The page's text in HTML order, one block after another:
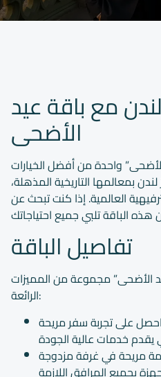
مع باقة عيد
الأضحى
واحدة من أفضل الخيارات
بمعالمها التاريخية المذهلة،
العالمية. إذا كنت تبحث عن
تفاصيل الباقة
الأضحى” مجموعة من المميزات
الرائعة:
احصل على تجربة سفر مريحة
مريحة في غرفة مزدوجة